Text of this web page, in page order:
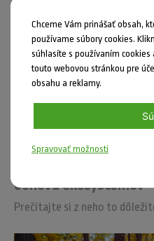
Európska komisia
obnovu ekosystémov
Prečítajte si z neho to
Chceme Vám prinášať obsah,
používame súbory cookies.
súhlasíte s používaním
touto webovou stránkou pre
obsahu a reklamy.
Spravovať možnosti